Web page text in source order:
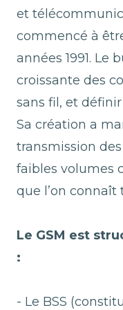
et
commencé à
années 1991. Le
croissante des
sans fil, et
Sa création a
transmission
faibles volumes
que l’on connaît
Le GSM est
:
- Le BSS